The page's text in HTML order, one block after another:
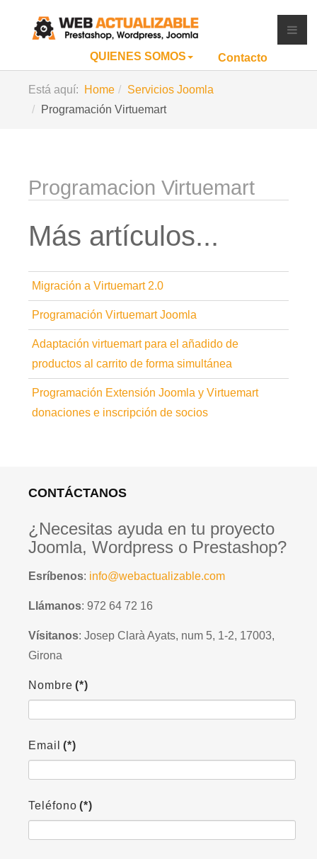
QUIENES SOMOS Contacto
Está aquí: Home
Servicios Joomla
Programación Virtuemart
Programacion Virtuemart
Más artículos...
Migración a Virtuemart 2.0
Programación Virtuemart Joomla
Adaptación virtuemart para el añadido de
productos al carrito de forma simultánea
Programación Extensión Joomla y Virtuemart
donaciones e inscripción de socios
CONTÁCTANOS
¿Necesitas ayuda en tu proyecto
Joomla, Wordpress o Prestashop?
Esríbenos: info@webactualizable.com
Llámanos: 972 64 72 16
Vísitanos: Josep Clarà Ayats, num 5, 1-2, 17003,
Girona
Nombre (*)
Email (*)
Teléfono (*)